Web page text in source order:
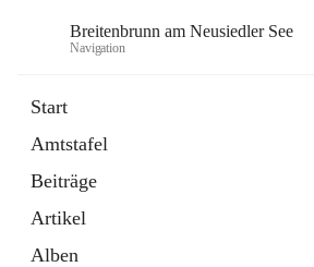
Breitenbrunn am Neusiedler See
Navigation
Start
Amtstafel
Beiträge
Artikel
Alben
18 Schnellzugriffe
Gemeindeservice